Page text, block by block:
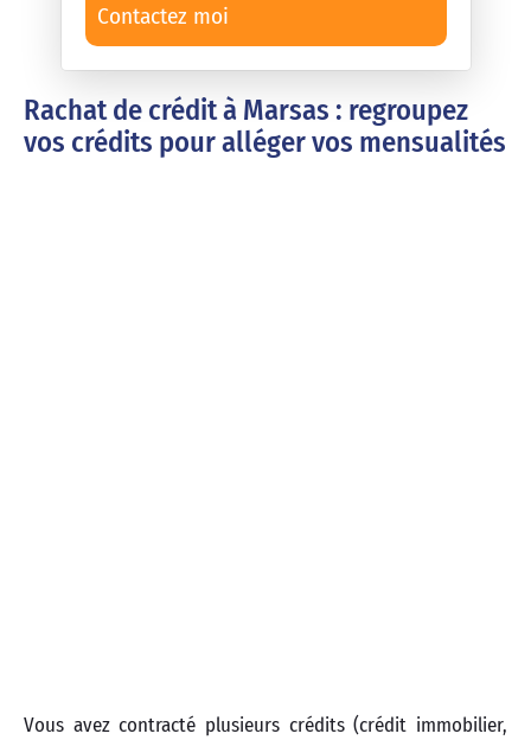
Contactez moi
Rachat de crédit à Marsas : regroupez
vos crédits pour alléger vos mensualités
Vous avez contracté plusieurs crédits (crédit immobilier,